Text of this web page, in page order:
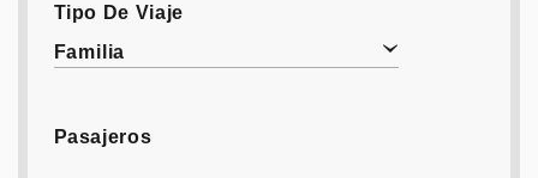
Tipo De Viaje
Familia
Pasajeros